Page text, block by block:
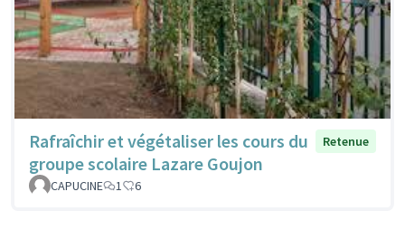
Rafraîchir et végétaliser les cours du
groupe scolaire Lazare Goujon
Retenue
CAPUCINE 1 6